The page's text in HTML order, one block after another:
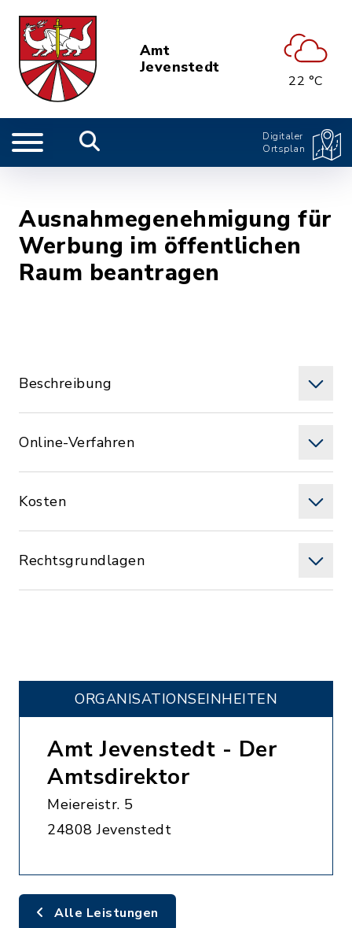
Amt
Jevenstedt
22 °C
Digitaler
Ortsplan
Ausnahmegenehmigung für
Werbung im öffentlichen
Raum beantragen
Beschreibung
Online-Verfahren
Kosten
Rechtsgrundlagen
ORGANISATIONS­EINHEITEN
Amt Jevenstedt - Der
Amtsdirektor
Meiereistr. 5
24808 Jevenstedt
Alle Leistungen